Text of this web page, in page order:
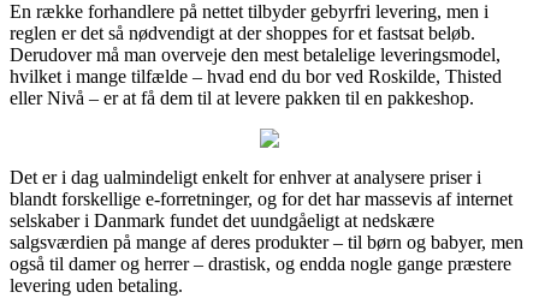
En række forhandlere på nettet tilbyder gebyrfri levering, men i
reglen er det så nødvendigt at der shoppes for et fastsat beløb.
Derudover må man overveje den mest betalelige leveringsmodel,
hvilket i mange tilfælde – hvad end du bor ved Roskilde, Thisted
eller Nivå – er at få dem til at levere pakken til en pakkeshop.
Det er i dag ualmindeligt enkelt for enhver at analysere priser i
blandt forskellige e-forretninger, og for det har massevis af internet
selskaber i Danmark fundet det uundgåeligt at nedskære
salgsværdien på mange af deres produkter – til børn og babyer, men
også til damer og herrer – drastisk, og endda nogle gange præstere
levering uden betaling.